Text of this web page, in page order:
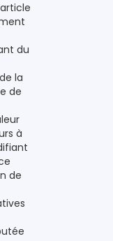
du
la
de
à
de